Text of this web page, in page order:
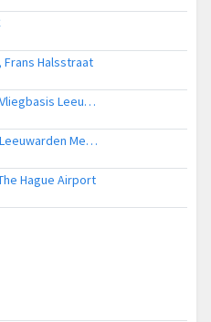
Halsstraat
Ambulancehelikopter naar Vliegbasis Leeuwarden
Ambulancehelikopter naar Leeuwarden Medical Center Heliport
Hague Airport